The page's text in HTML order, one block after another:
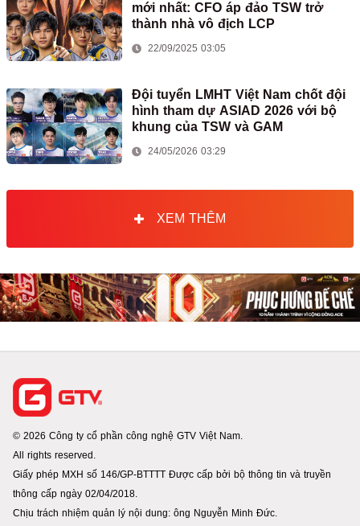
mới nhất: CFO áp đảo TSW trở
thành nhà vô địch LCP
22/09/2025 03:05
Đội tuyển LMHT Việt Nam chốt đội
hình tham dự ASIAD 2026 với bộ
khung của TSW và GAM
24/05/2026 03:29
XEM THÊM
© 2026 Công ty cổ phần công nghệ GTV Việt Nam.
All rights reserved.
Giấy phép MXH số 146/GP-BTTTT Được cấp bởi bộ thông tin và truyền
thông cấp ngày 02/04/2018.
Chịu trách nhiệm quản lý nội dung: ông Nguyễn Minh Đức.